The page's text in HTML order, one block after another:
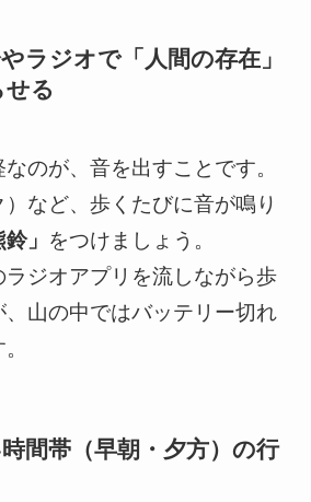
ラジオで「人間の存在」
る
のが、音を出すことです。
など、歩くたびに音が鳴り
鈴」 をつけましょう。
ラジオアプリを流しながら歩
、山の中ではバッテリー切れ
間帯（早朝・夕方）の行